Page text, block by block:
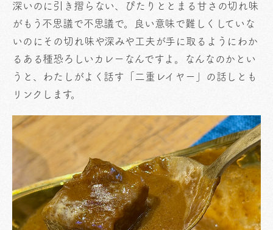
深いのに引き摺らない、ぴたりととまる甘さの切れ味
がもう不思議で不思議で。良い意味で難しくしていな
いのにその切れ味や深みや工夫が手に取るようにわか
るある種恐ろしいカレーなんですよ。なんなのかとい
うと、わたしがよく話す「二重レイヤー」の話しとも
リンクします。